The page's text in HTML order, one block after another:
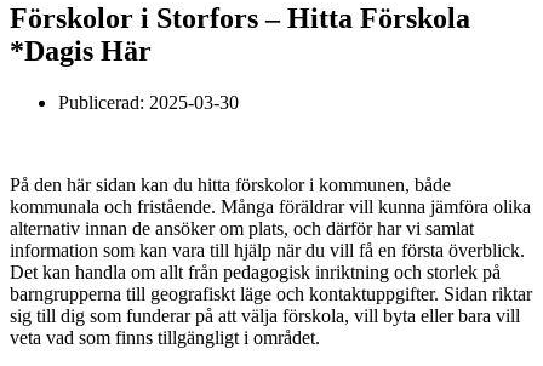
Förskolor i Storfors – Hitta Förskola
*Dagis Här
Publicerad: 2025-03-30
På den här sidan kan du hitta förskolor i kommunen, både
kommunala och fristående. Många föräldrar vill kunna jämföra olika
alternativ innan de ansöker om plats, och därför har vi samlat
information som kan vara till hjälp när du vill få en första överblick.
Det kan handla om allt från pedagogisk inriktning och storlek på
barngrupperna till geografiskt läge och kontaktuppgifter. Sidan riktar
sig till dig som funderar på att välja förskola, vill byta eller bara vill
veta vad som finns tillgängligt i området.